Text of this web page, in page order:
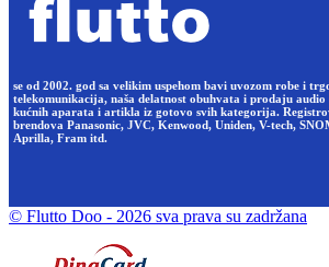
se od 2002. god sa velikim uspehom bavi uvozom robe i
telekomunikacija, naša delatnost obuhvata i prodaju audio
kućnih aparata i artikla iz gotovo svih kategorija.
brendova Panasonic, JVC, Kenwood, Uniden, V-tech,
Aprilla, Fram itd.
© Flutto Doo - 2026 sva prava su zadržana